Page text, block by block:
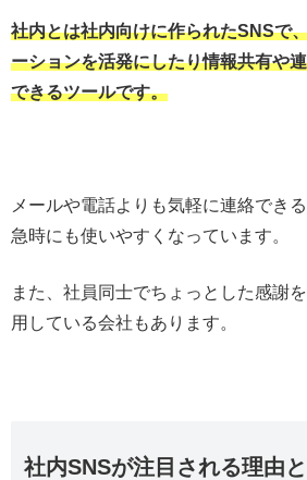
社内とは社内向けに作られたSNSで
ーションを活発にしたり情報共有や
できるツールです。
メールや電話よりも気軽に連絡でき
急時にも使いやすくなっています。
また、社員同士でちょっとした感謝
用している会社もあります。
社内SNSが注目される理由